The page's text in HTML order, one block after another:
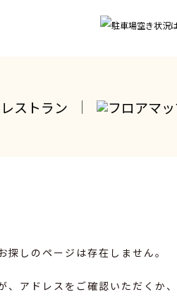
探しのページは存在しません。
アドレスをご確認いただくか、